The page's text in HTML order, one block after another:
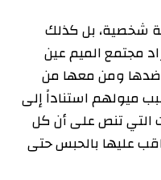
شخصية، بل كذلك
مجتمع الميم عين
ضدها ومن معها من
ميولهم استناداً إلى
التي تنص على أن كل
عليها بالحبس حتى